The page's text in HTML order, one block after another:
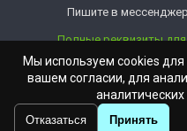
Пишите в
Полные реквизиты
© Розовое
Мы используем cookies для
вашем согласии, для
аналитических
Отказаться Принять